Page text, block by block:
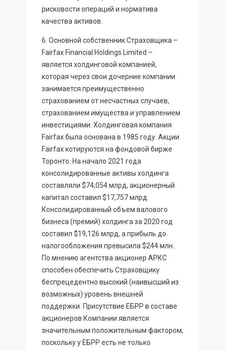
рисковости операций и норматива
качества активов.
6. Основной собственник Страховщика –
Fairfax Financial Holdings Limited –
является холдинговой компанией,
которая через свои дочерние компании
занимается преимущественно
страхованием от несчастных случаев,
страхованием имущества и управлением
инвестициями. Холдинговая компания
Fairfax была основана в 1985 году. Акции
Fairfax котируются на фондовой бирже
Торонто. На начало 2021 года
консолидированные активы холдинга
составляли $74,054 млрд, акционерный
капитал составил $17,757 млрд.
Консолидированный объем валового
бизнеса (премий) холдинга за 2020 год
составил $19,126 млрд, а прибыль до
налогообложения превысила $244 млн.
По мнению агентства акционер АРКС
способен обеспечить Страховщику
беспрецедентно высокий (наивысший из
возможных) уровень внешней
поддержки. Присутствие ЕБРР в составе
акционеров Компании является
значительным положительным фактором,
поскольку у ЕБРР есть не только